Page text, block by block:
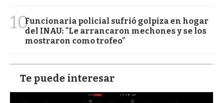
10Funcionaria policial sufrió golpiza en hogar
del INAU: "Le arrancaron mechones y se los
mostraron como trofeo"
Te puede interesar